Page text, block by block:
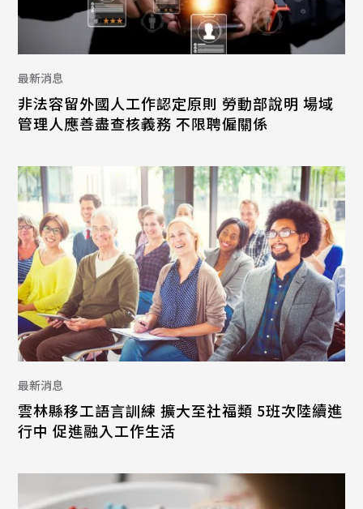
最新消息
非法容留外國人工作認定原則 勞動部說明 場域
管理人應善盡查核義務 不限聘僱關係
最新消息
雲林縣移工語言訓練 擴大至社福類 5班次陸續進
行中 促進融入工作生活